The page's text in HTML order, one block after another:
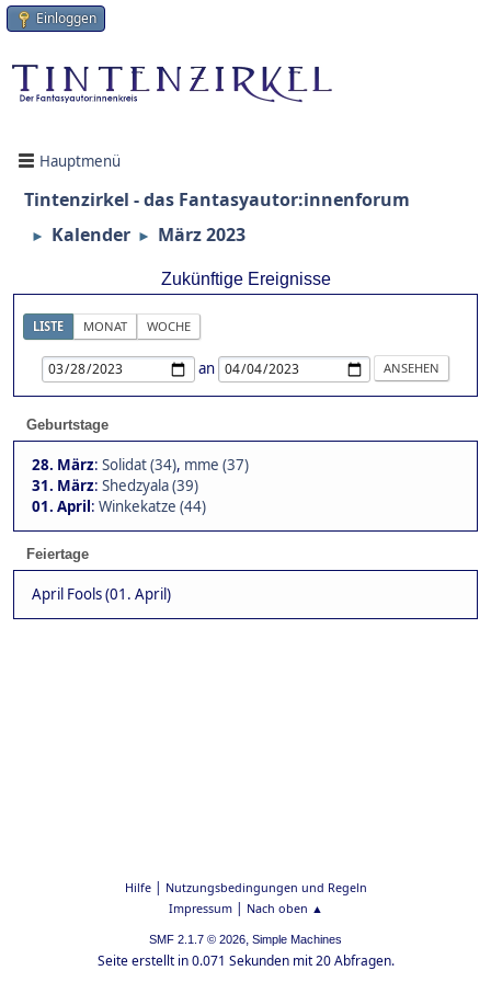
Einloggen
Hauptmenü
Tintenzirkel - das Fantasyautor:innenforum
► Kalender ► März 2023
Zukünftige Ereignisse
LISTE MONAT WOCHE
an
Geburtstage
28. März: Solidat (34), mme (37)
31. März: Shedzyala (39)
01. April: Winkekatze (44)
Feiertage
April Fools (01. April)
Hilfe| Nutzungsbedingungen und Regeln
Impressum| Nach oben ▲
SMF 2.1.7 © 2026, Simple Machines
Seite erstellt in 0.071 Sekunden mit 20 Abfragen.